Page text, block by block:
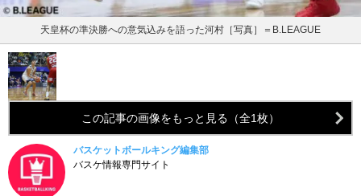
天皇杯の準決勝への意気込みを語った河村［写真］＝B.LEAGUE
この記事の画像をもっと見る（全1枚）
バスケットボールキング編集部
バスケ情報専門サイト